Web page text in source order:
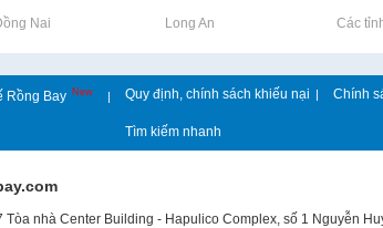
Nai Rao vặt tại Long An Rao vặt tại Các
Rồng Bay New | Quy định, chính sách khiếu nại | Chính
Tìm kiếm nhanh
Tòa nhà Center Building - Hapulico Complex, số 1 Nguyễn